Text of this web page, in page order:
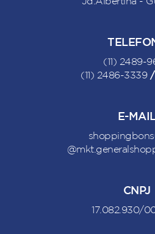
(11) 2489-
(11) 2486-3339
E-
CNPJ
17.082.930/